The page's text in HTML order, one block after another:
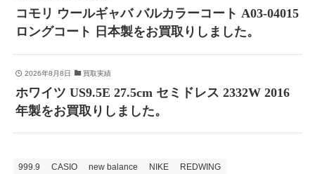
コモリ ウールギャバ バルカラーコート A03-04015
ロングコート 日本製をお買取りしました。
2026年8月8日 買取実績
ホワイツ US9.5E 27.5cm セミドレス 2332W 2016
年製をお買取りしました。
999.9 CASIO new balance NIKE
REDWING